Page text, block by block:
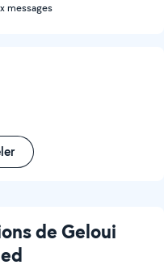
messages
de Geloui